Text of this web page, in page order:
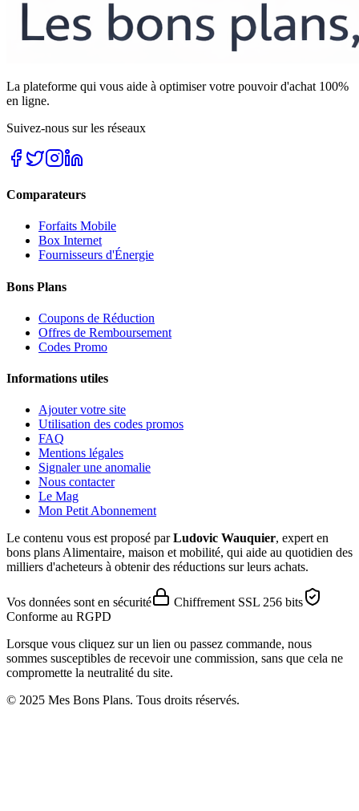
La plateforme qui vous aide à optimiser votre pouvoir d'achat 100%
en ligne.
Suivez-nous sur les réseaux
Comparateurs
Forfaits Mobile
Box Internet
Fournisseurs d'Énergie
Bons Plans
Coupons de Réduction
Offres de Remboursement
Codes Promo
Informations utiles
Ajouter votre site
Utilisation des codes promos
FAQ
Mentions légales
Signaler une anomalie
Nous contacter
Le Mag
Mon Petit Abonnement
Le contenu vous est proposé parLudovic Wauquier, expert en
bons plans Alimentaire, maison et mobilité, qui aide au quotidien des
milliers d'acheteurs à obtenir des réductions sur leurs achats.
Vos données sont en sécurité
Chiffrement SSL 256 bits
Conforme au RGPD
Lorsque vous cliquez sur un lien ou passez commande, nous
sommes susceptibles de recevoir une commission, sans que cela ne
compromette la neutralité du site.
© 2025 Mes Bons Plans. Tous droits réservés.